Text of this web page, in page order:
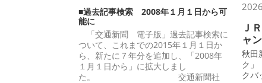
■過去記事検索 2008年１月１日から可
能に
「交通新聞 電子版」過去記事検索に
ついて、これまでの2015年１月１日か
ら、新たに７年分を追加し、「2008年
１月１日から」に拡大しまし
た。 交通新聞社
Ｊ
ャ
秋田
ク」
クバ